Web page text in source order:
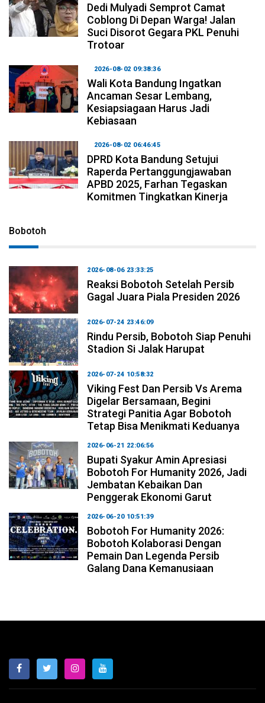
Dedi Mulyadi Semprot Camat
Coblong Di Depan Warga! Jalan
Suci Disorot Gegara PKL Penuhi
Trotoar
2026-08-02 09:38:36
Wali Kota Bandung Ingatkan
Ancaman Sesar Lembang,
Kesiapsiagaan Harus Jadi
Kebiasaan
2026-08-02 06:46:45
DPRD Kota Bandung Setujui
Raperda Pertanggungjawaban
APBD 2025, Farhan Tegaskan
Komitmen Tingkatkan Kinerja
Bobotoh
2026-08-06 23:33:25
Reaksi Bobotoh Setelah Persib
Gagal Juara Piala Presiden 2026
2026-07-24 23:46:09
Rindu Persib, Bobotoh Siap Penuhi
Stadion Si Jalak Harupat
2026-07-24 10:58:32
Viking Fest Dan Persib Vs Arema
Digelar Bersamaan, Begini
Strategi Panitia Agar Bobotoh
Tetap Bisa Menikmati Keduanya
2026-06-21 22:06:56
Bupati Syakur Amin Apresiasi
Bobotoh For Humanity 2026, Jadi
Jembatan Kebaikan Dan
Penggerak Ekonomi Garut
2026-06-20 10:51:39
Bobotoh For Humanity 2026:
Bobotoh Kolaborasi Dengan
Pemain Dan Legenda Persib
Galang Dana Kemanusiaan